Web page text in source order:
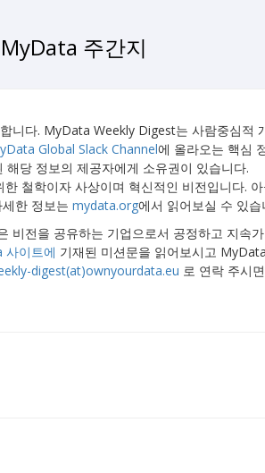
주간지
니다. MyData Weekly Digest는 사람중심적
Global Slack Channel에 올라오는 핵심
당 정보의 제공자에게 소유권이 있습니다.
철학이자 사상이며 혁신적인 비전입니다.
한 정보는 mydata.org에서 읽어보실 수 있습
전을 공유하는 기업으로서 공정하고 지속
이트에 기재된 미션문을 읽어보시고
digest(at)ownyourdata.eu 로 연락 주시